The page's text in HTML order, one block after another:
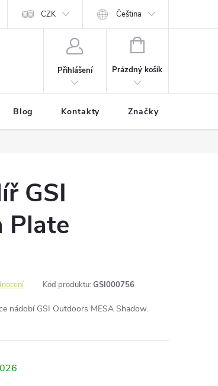
CZK Čeština
Přihlášení
NÁKUPNÍ
Prázdný košík
Blog Kontakty Značky
GSI
Plate
Kód produktu: GSI000756
nádobí GSI Outdoors MESA Shadow.